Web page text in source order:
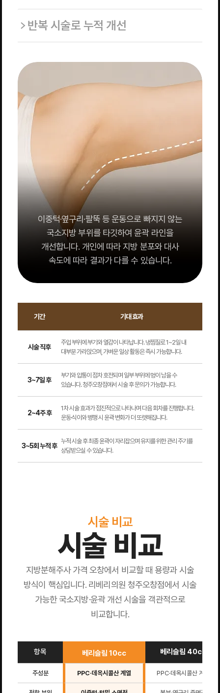
반복 시술로 누적 개선
이중턱·옆구리·팔뚝 등 운동으로 빠지지 않는
국소지방 부위를 타깃하여 윤곽 라인을
개선합니다. 개인에 따라 지방 분포와 대사
속도에 따라 결과가 다를 수 있습니다.
기간 기대 효과
시술 직후
주입 부위에 부기와 열감이 나타납니다. 냉찜질로 1~2일 내
대부분 가라앉으며, 가벼운 일상 활동은 즉시 가능합니다.
3~7일 후
부기와 압통이 점차 호전되며 일부 부위에 멍이 남을 수
있습니다. 청주오창점에서 시술 후 문의가 가능합니다.
2~4주 후
1차 시술 효과가 점진적으로 나타나며 다음 회차를 진행합니다.
운동·식이와 병행 시 윤곽 변화가 더 또렷해집니다.
3~5회 누적 후
누적 시술 후 최종 윤곽이 자리잡으며 유지를 위한 관리 주기를
상담받으실 수 있습니다.
시술 비교
시술 비교
지방분해주사 가격 오창에서 비교할 때 용량과 시술
방식이 핵심입니다. 리베리의원 청주오창점에서 시술
가능한 국소지방·윤곽 개선 시술을 객관적으로
비교합니다.
항목 베리슬림 10cc 베리슬림 40cc
주성분 PPC·데옥시콜산 계열 PPC·데옥시콜산 계열